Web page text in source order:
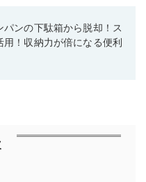
パンの下駄箱から脱却！ス
用！収納力が倍になる便利